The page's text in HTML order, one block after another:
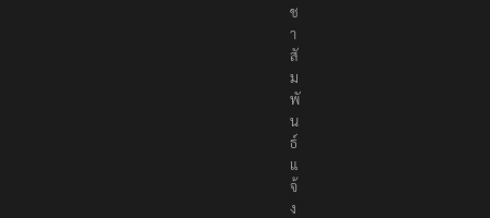
ช
า
สั
ม
พั
น
ธ์
แ
จ้
ง